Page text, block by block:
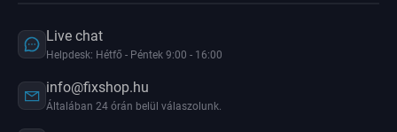
Live chat
Helpdesk: Hétfő - Péntek 9:00 - 16:00
info@fixshop.hu
Általában 24 órán belül válaszolunk.